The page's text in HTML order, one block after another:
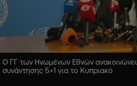
Ο ΓΓ των Ηνωμένων Εθνών
συνάντησης 5+1 για το Κυπριακό